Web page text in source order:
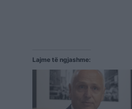
Lajme të ngjashme: